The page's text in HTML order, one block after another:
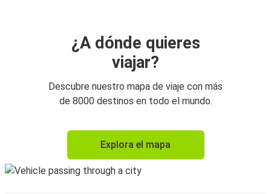
¿A dónde quieres
viajar?
Descubre nuestro mapa de viaje con más
de 8000 destinos en todo el mundo.
Explora el mapa